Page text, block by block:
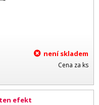
není skladem
Cena za ks
efekt